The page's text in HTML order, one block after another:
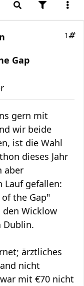
Gap
1
gern mit
wir beide
ist die Wahl
dieses Jahr
aber
Lauf gefallen:
the Gap"
den Wicklow
Dublin.
ärztliches
nicht
mit €70 nicht